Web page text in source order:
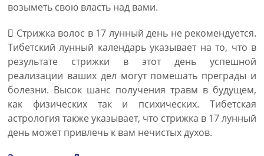
возыметь свою власть над вами.
Стрижка волос в 17 лунный день не рекомендуется.
Тибетский лунный календарь указывает на то, что в
результате стрижки в этот день успешной
реализации ваших дел могут помешать преграды и
болезни. Высок шанс получения травм в будущем,
как физических так и психических. Тибетская
астрология также указывает, что стрижка в 17 лунный
день может привлечь к вам нечистых духов.